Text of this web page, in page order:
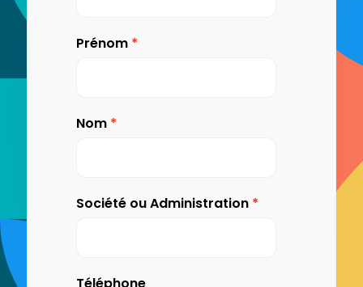
Prénom
Nom
Société ou Administration